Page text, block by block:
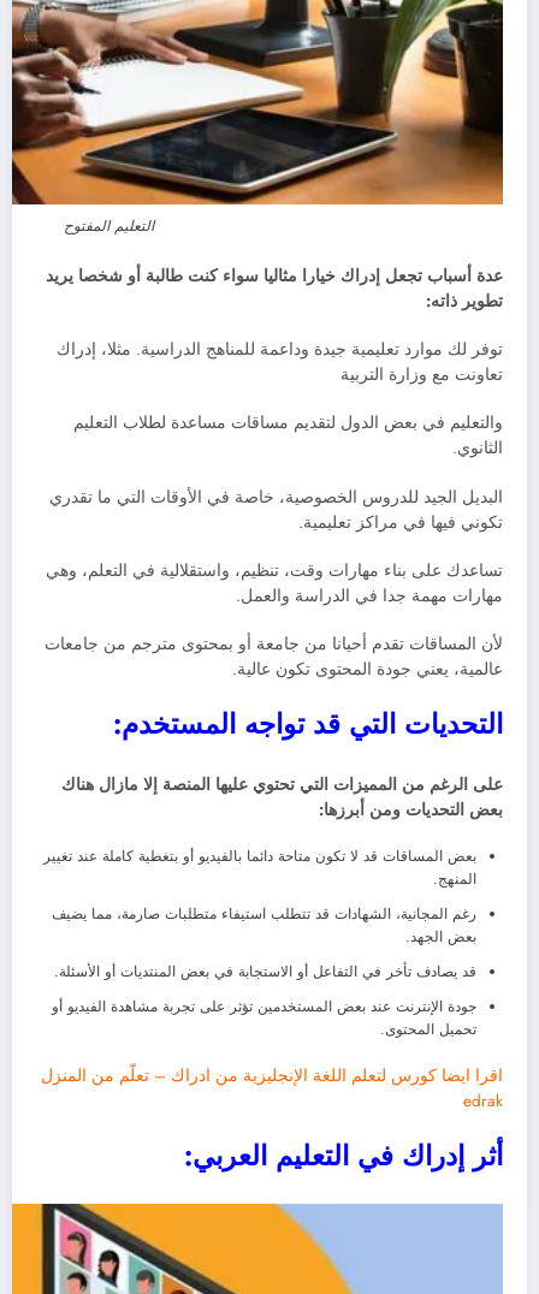
التعليم المفتوح
عدة أسباب تجعل إدراك خيارا مثاليا سواء كنت طالبة أو شخصا يريد
تطوير ذاته:
توفر لك موارد تعليمية جيدة وداعمة للمناهج الدراسية. مثلا، إدراك
تعاونت مع وزارة التربية
والتعليم في بعض الدول لتقديم مساقات مساعدة لطلاب التعليم
الثانوي.
البديل الجيد للدروس الخصوصية، خاصة في الأوقات التي ما تقدري
تكوني فيها في مراكز تعليمية.
تساعدك على بناء مهارات وقت، تنظيم، واستقلالية في التعلم، وهي
مهارات مهمة جدا في الدراسة والعمل.
لأن المساقات تقدم أحيانا من جامعة أو بمحتوى مترجم من جامعات
عالمية، يعني جودة المحتوى تكون عالية.
التحديات التي قد تواجه المستخدم:
على الرغم من المميزات التي تحتوي عليها المنصة إلا مازال هناك
بعض التحديات ومن أبرزها:
بعض المساقات قد لا تكون متاحة دائما بالفيديو أو بتغطية كاملة عند تغيير
المنهج.
رغم المجانية، الشهادات قد تتطلب استيفاء متطلبات صارمة، مما يضيف
بعض الجهد.
قد يصادف تأخر في التفاعل أو الاستجابة في بعض المنتديات أو الأسئلة.
جودة الإنترنت عند بعض المستخدمين تؤثر على تجربة مشاهدة الفيديو أو
تحميل المحتوى.
اقرا ايضا كورس لتعلم اللغة الإنجليزية من ادراك – تعلّم من المنزل
edrak
أثر إدراك في التعليم العربي: